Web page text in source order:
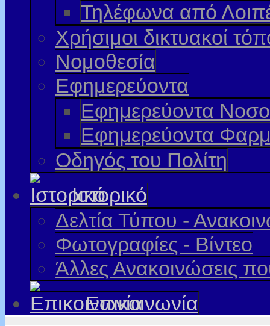
Τηλέφωνα από
Χρήσιμοι δικτυακοί
Νομοθεσία
Εφημερεύοντα
Εφημερεύοντα
Εφημερεύοντα
Οδηγός του Πολίτη
Ιστορικό
Δελτία Τύπου -
Φωτογραφίες - Βίντεο
Άλλες Ανακοινώσεις
Επικοινωνία